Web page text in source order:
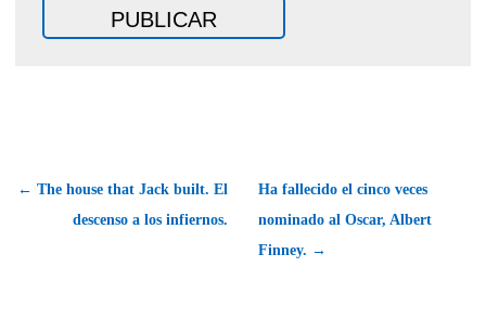
← The house that Jack built. El
descenso a los infiernos.
Ha fallecido el cinco veces
nominado al Oscar, Albert
Finney. →